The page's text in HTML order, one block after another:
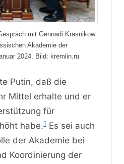
mit Gennadi Krasnikow
Akademie der
2024. Bild: kremlin.ru
Putin, daß die
Mittel erhalte und er
für
habe.1 Es sei auch
der Akademie bei
Koordinierung der